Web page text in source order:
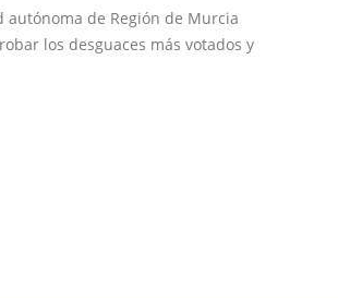
de Región de Murcia
los desguaces más votados y